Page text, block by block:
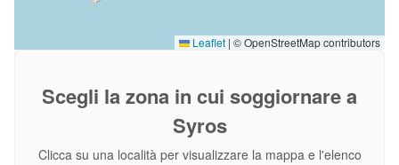
Leaflet | © OpenStreetMap contributors
Scegli la zona in cui soggiornare a
Syros
Clicca su una località per visualizzare la mappa e l'elenco